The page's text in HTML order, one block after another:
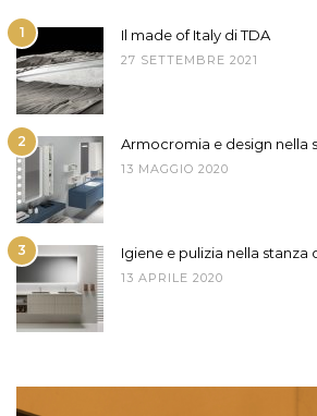
1 Il made of Italy di TDA
27 SETTEMBRE 2021
2 Armocromia e design nella
13 MAGGIO 2020
3 Igiene e pulizia nella stanza
13 APRILE 2020